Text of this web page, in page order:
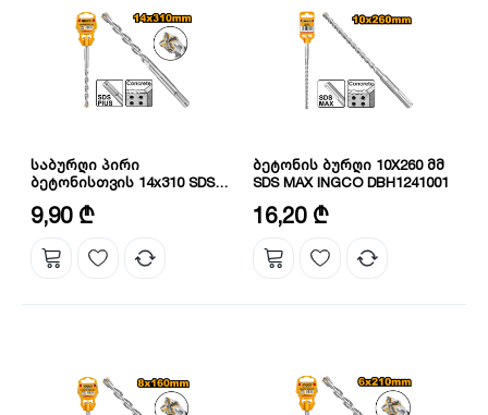
საბურღი პირი
ბეტონისთვის 14x310 SDS
დიამეტრი: 14 მმ
გამოყენების ადგილი:
ბეტონი,აგური
9,90 ₾
ბეტონის ბურღი 10X260 მმ
SDS MAX INGCO DBH1241001
დიამეტრი: 10 მმ
სიგრძე: 260 მმ
16,20 ₾